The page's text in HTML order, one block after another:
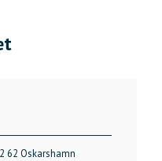
62 Oskarshamn